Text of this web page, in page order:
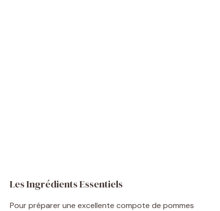
Les Ingrédients Essentiels
Pour préparer une excellente compote de pommes